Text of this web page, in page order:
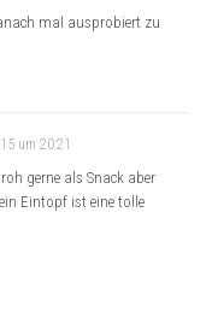
mal ausprobiert zu
um 20:21
gerne als Snack aber
Eintopf ist eine tolle